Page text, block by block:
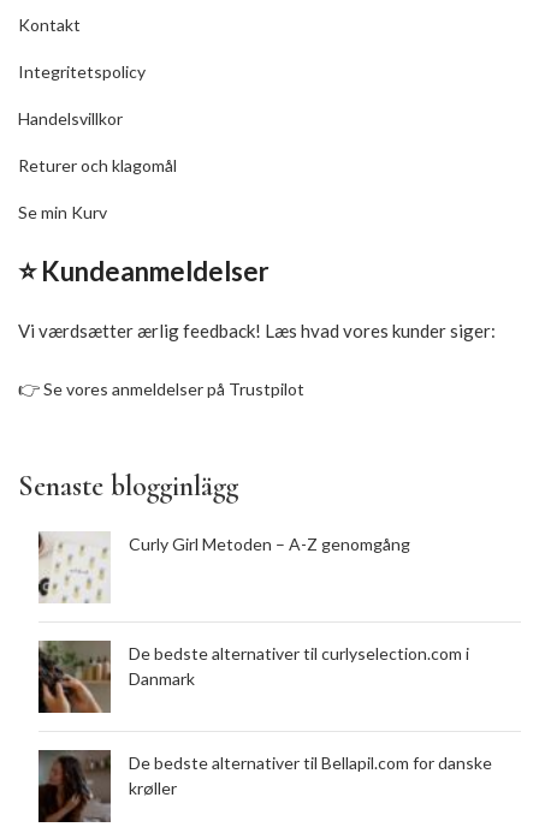
Kontakt
Integritetspolicy
Handelsvillkor
Returer och klagomål
Se min Kurv
⭐ Kundeanmeldelser
Vi værdsætter ærlig feedback! Læs hvad vores kunder siger:
👉Se vores anmeldelser på Trustpilot
Senaste blogginlägg
Curly Girl Metoden – A-Z genomgång
De bedste alternativer til curlyselection.com i
Danmark
De bedste alternativer til Bellapil.com for danske
krøller